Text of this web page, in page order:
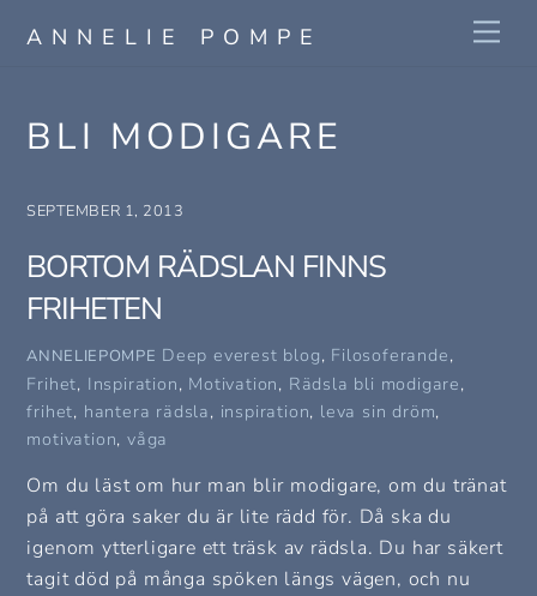
ANNELIE POMPE
BLI MODIGARE
SEPTEMBER 1, 2013
BORTOM RÄDSLAN FINNS
FRIHETEN
ANNELIEPOMPE Deep everest blog, Filosoferande,
Frihet, Inspiration, Motivation, Rädsla bli modigare,
frihet, hantera rädsla, inspiration, leva sin dröm,
motivation,våga
Om du läst om hur man blir modigare, om du tränat
på att göra saker du är lite rädd för. Då ska du
igenom ytterligare ett träsk av rädsla. Du har säkert
tagit död på många spöken längs vägen, och nu